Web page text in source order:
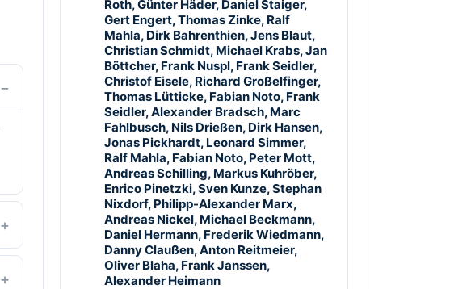
Roth, Günter Häder, Daniel Staiger,
Gert Engert, Thomas Zinke, Ralf
Mahla, Dirk Bahrenthien, Jens Blaut,
Christian Schmidt, Michael Krabs, Jan
Böttcher, Frank Nuspl, Frank Seidler,
Christof Eisele, Richard Großelfinger,
Thomas Lütticke, Fabian Noto, Frank
Seidler, Alexander Bradsch, Marc
Fahlbusch, Nils Drießen, Dirk Hansen,
Jonas Pickhardt, Leonard Simmer,
Ralf Mahla, Fabian Noto, Peter Mott,
Andreas Schilling, Markus Kuhröber,
Enrico Pinetzki, Sven Kunze, Stephan
Nixdorf, Philipp-Alexander Marx,
Andreas Nickel, Michael Beckmann,
Daniel Hermann, Frederik Wiedmann,
Danny Claußen, Anton Reitmeier,
Oliver Blaha, Frank Janssen,
Alexander Heimann